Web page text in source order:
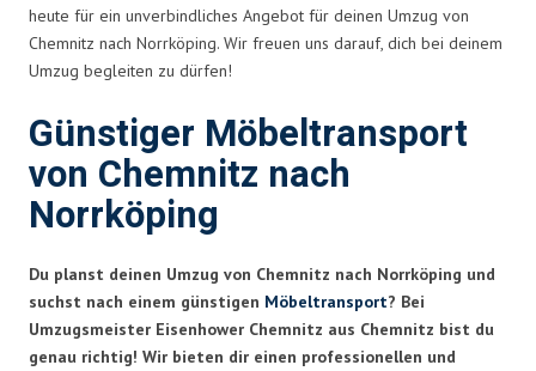
heute für ein unverbindliches Angebot für deinen Umzug von
Chemnitz nach Norrköping. Wir freuen uns darauf, dich bei deinem
Umzug begleiten zu dürfen!
Günstiger Möbeltransport
von Chemnitz nach
Norrköping
Du planst deinen Umzug von Chemnitz nach Norrköping und
suchst nach einem günstigen Möbeltransport? Bei
Umzugsmeister Eisenhower Chemnitz aus Chemnitz bist du
genau richtig! Wir bieten dir einen professionellen und